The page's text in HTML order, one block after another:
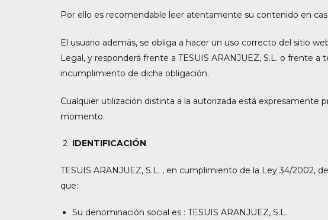
Por ello es recomendable leer atentamente su contenido en
El usuario además, se obliga a hacer un uso correcto del sitio
Legal, y responderá frente a TESUIS ARANJUEZ, S.L. o frente
incumplimiento de dicha obligación.
Cualquier utilización distinta a la autorizada está expresamente
momento.
IDENTIFICACIÓN
TESUIS ARANJUEZ, S.L. , en cumplimiento de la Ley 34/2002,
que:
Su denominación social es : TESUIS ARANJUEZ, S.L.